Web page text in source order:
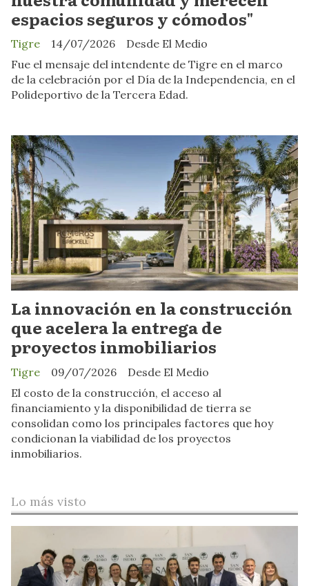
espacios seguros y cómodos"
Desde El Medio
Tigre
14/07/2026
Fue el mensaje del intendente de Tigre en el marco
de la celebración por el Día de la Independencia, en el
Polideportivo de la Tercera Edad.
La innovación en la construcción
que acelera la entrega de
proyectos inmobiliarios
Desde El Medio
Tigre
09/07/2026
El costo de la construcción, el acceso al
financiamiento y la disponibilidad de tierra se
consolidan como los principales factores que hoy
condicionan la viabilidad de los proyectos
inmobiliarios.
Lo más visto